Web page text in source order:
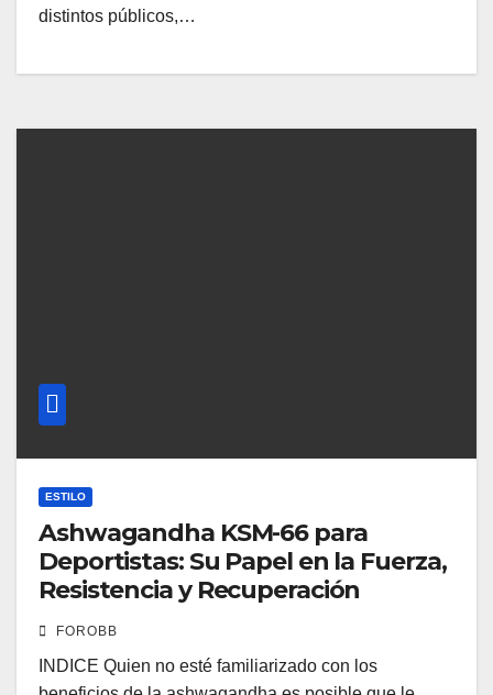
distintos públicos,…
ESTILO
Ashwagandha KSM-66 para
Deportistas: Su Papel en la Fuerza,
Resistencia y Recuperación
FOROBB
INDICE Quien no esté familiarizado con los